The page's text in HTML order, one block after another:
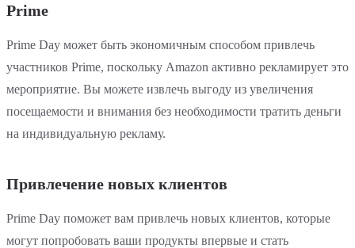
Prime
Prime Day может быть экономичным способом привлечь
участников Prime, поскольку Amazon активно рекламирует это
мероприятие. Вы можете извлечь выгоду из увеличения
посещаемости и внимания без необходимости тратить деньги
на индивидуальную рекламу.
Привлечение новых клиентов
Prime Day поможет вам привлечь новых клиентов, которые
могут попробовать ваши продукты впервые и стать